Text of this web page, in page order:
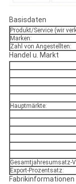
Basisdaten
Produkt/Service (wir
Marken:
Zahl von Angestellten:
Handel u. Markt
Hauptmärkte:
Gesamtjahresumsatz-
Export-Prozentsatz:
Fabrikinformationen